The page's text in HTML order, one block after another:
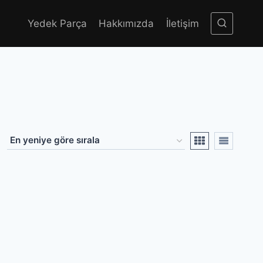
Yedek Parça Hakkımızda İletişim